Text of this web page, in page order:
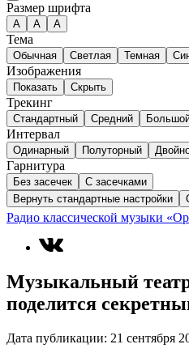
Размер шрифта
А A A
Тема
Обычная Светлая Темная
Изображения
Показать Скрыть
Трекинг
Стандартный Средний
Интервал
Одинарный Полуторный
Гарнитура
Без засечек
С засечками
Вернуть стандартные настройки
Радио классической музыки
Музыкальный
поделится
Дата публикации: 21 сентября